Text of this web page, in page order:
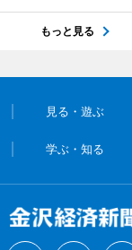
もっと見る
見る・遊ぶ
学ぶ・知る